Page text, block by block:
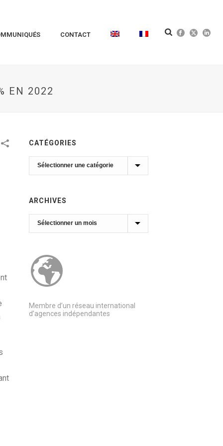
CONTACT
EN 2022
CATÉGORIES
Catégories
ARCHIVES
Archives
Membre d’un réseau international
d’agences indépendantes